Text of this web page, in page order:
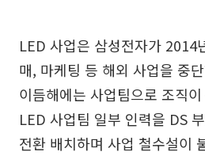
LED 사업은 삼성전자가 2014
매, 마케팅 등 해외 사업을 중
이듬해에는 사업팀으로 조직
LED 사업팀 일부 인력을 DS
전환 배치하며 사업 철수설이